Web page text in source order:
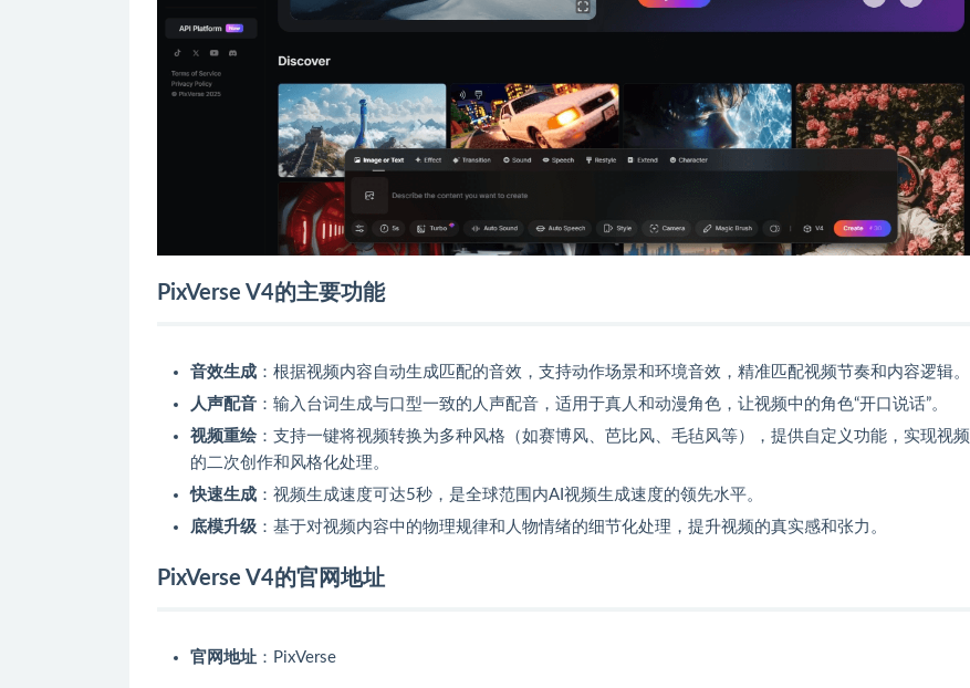
PixVerse V4的主要功能
音效生成 ：根据视频内容自动生成匹配的音效，支持动作场景和环境音效，精准匹配视频节奏和内容逻辑。
人声配音 ：输入台词生成与口型一致的人声配音，适用于真人和动漫角色，让视频中的角色“开口说话”。
视频重绘：支持一键将视频转换为多种风格（如赛博风、芭比风、毛毡风等），提供自定义功能，实现视频
的二次创作和风格化处理。
快速生成 ：视频生成速度可达5秒，是全球范围内AI视频生成速度的领先水平。
底模升级 ：基于对视频内容中的物理规律和人物情绪的细节化处理，提升视频的真实感和张力。
PixVerse V4的官网地址
官网地址 ：PixVerse